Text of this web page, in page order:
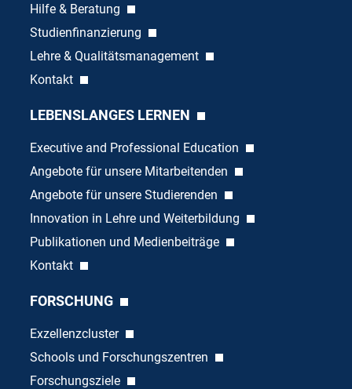
Hilfe & Beratung
Studienfinanzierung
Lehre & Qualitätsmanagement
Kontakt
LEBENSLANGES LERNEN
Executive and Professional Education
Angebote für unsere Mitarbeitenden
Angebote für unsere Studierenden
Innovation in Lehre und Weiterbildung
Publikationen und Medienbeiträge
Kontakt
FORSCHUNG
Exzellenzcluster
Schools und Forschungszentren
Forschungsziele